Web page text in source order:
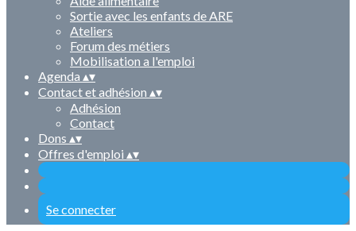
Sortie avec les enfants de ARE
Ateliers
Forum des métiers
Mobilisation a l'emploi
Agenda ▴▾
Contact et adhésion ▴▾
Adhésion
Contact
Dons ▴▾
Offres d'emploi ▴▾
Se connecter